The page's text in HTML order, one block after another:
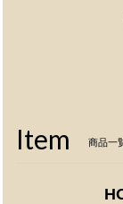
Item 商品一